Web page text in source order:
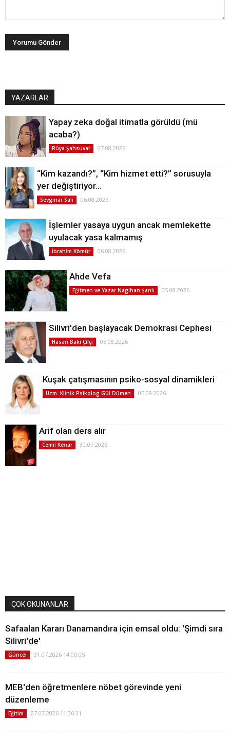
YAZARLAR
Yapay zeka doğal itimatla görüldü (mü
acaba?)
Rüya Şahsuvar 07.08.2026
“Kim kazandı?”, “Kim hizmet etti?” sorusuyla
yer değiştiriyor…
Sevginar Sali 06.08.2026
İşlemler yasaya uygun ancak memlekette
uyulacak yasa kalmamış
İbrahim Kömür 06.08.2026
Ahde Vefa
Eğitmen ve Yazar Nagihan Şanlı 05.08.2026
Silivri'den başlayacak Demokrasi Cephesi
Hasan Baki Çifçi 05.08.2026
Kuşak çatışmasının psiko-sosyal dinamikleri
Uzm. Klinik Psikolog Gül Dümen 05.08.2026
Arif olan ders alır
Cemil Kenar 30.07.2026
ÇOK OKUNANLAR
Safaalan Kararı Danamandıra için emsal oldu: 'Şimdi sıra
Silivri'de'
Güncel 31.07.2026 14:00:05
MEB'den öğretmenlere nöbet görevinde yeni
düzenleme
Eğitim 27.07.2026 11:36:31